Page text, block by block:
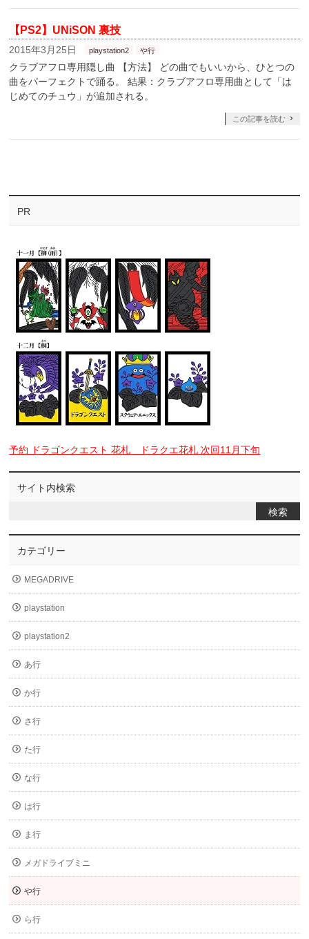
【PS2】UNiSON 裏技
2015年3月25日 playstation2 や行
クラブアフロ専用隠し曲 【方法】 どの曲でもいいから、ひとつの
曲をパーフェクトで踊る。 結果：クラブアフロ専用曲として「は
じめてのチュウ」が追加される。
この記事を読む
PR
予約 ドラゴンクエスト 花札 ドラクエ花札 次回11月下旬
サイト内検索
カテゴリー
MEGADRIVE
playstation
playstation2
あ行
か行
さ行
た行
な行
は行
ま行
メガドライブミニ
や行
ら行